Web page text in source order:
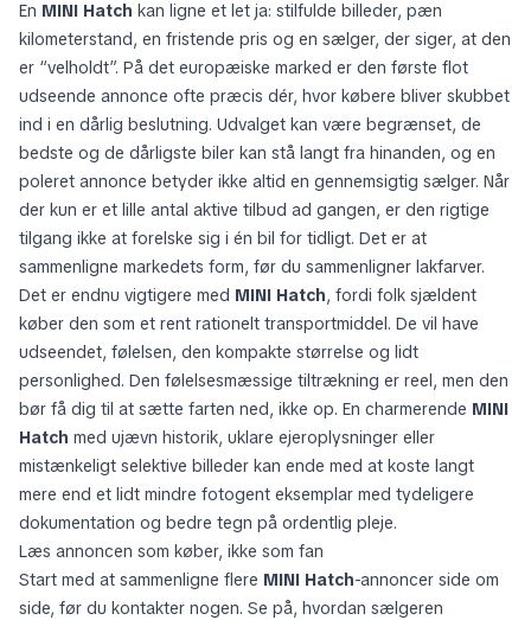
En MINI Hatch kan ligne et let ja: stilfulde billeder, pæn
kilometerstand, en fristende pris og en sælger, der siger, at den
er “velholdt”. På det europæiske marked er den første flot
udseende annonce ofte præcis dér, hvor købere bliver skubbet
ind i en dårlig beslutning. Udvalget kan være begrænset, de
bedste og de dårligste biler kan stå langt fra hinanden, og en
poleret annonce betyder ikke altid en gennemsigtig sælger. Når
der kun er et lille antal aktive tilbud ad gangen, er den rigtige
tilgang ikke at forelske sig i én bil for tidligt. Det er at
sammenligne markedets form, før du sammenligner lakfarver.
Det er endnu vigtigere med MINI Hatch, fordi folk sjældent
køber den som et rent rationelt transportmiddel. De vil have
udseendet, følelsen, den kompakte størrelse og lidt
personlighed. Den følelsesmæssige tiltrækning er reel, men den
bør få dig til at sætte farten ned, ikke op. En charmerende MINI
Hatch med ujævn historik, uklare ejeroplysninger eller
mistænkeligt selektive billeder kan ende med at koste langt
mere end et lidt mindre fotogent eksemplar med tydeligere
dokumentation og bedre tegn på ordentlig pleje.
Læs annoncen som køber, ikke som fan
Start med at sammenligne flere MINI Hatch-annoncer side om
side, før du kontakter nogen. Se på, hvordan sælgeren